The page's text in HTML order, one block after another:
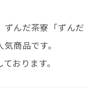
ずんだ茶寮「ずんだ
商品です。
おります。